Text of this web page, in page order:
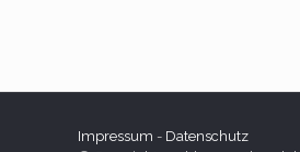
Impressum - Datenschutz